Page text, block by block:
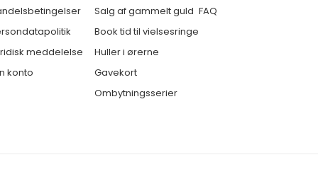
meddelelse
konto
Salg af gammelt guld
Book tid til vielsesringe
Huller i ørerne
Gavekort
Ombytningsserier
FAQ